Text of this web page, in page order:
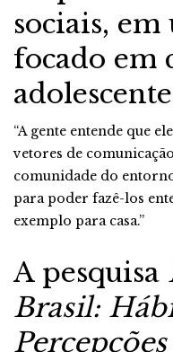
sociais,
focado em
“A gente entende que
vetores de
comunidade do
para poder fazê-los
exemplo para casa.”
A pesquisa
Brasil: